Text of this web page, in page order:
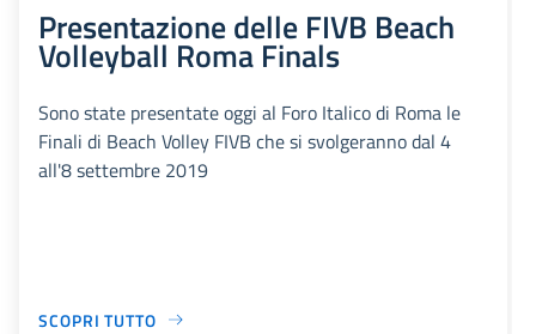
Presentazione delle FIVB Beach
Volleyball Roma Finals
Sono state presentate oggi al Foro Italico di Roma le
Finali di Beach Volley FIVB che si svolgeranno dal 4
all'8 settembre 2019
SCOPRI TUTTO